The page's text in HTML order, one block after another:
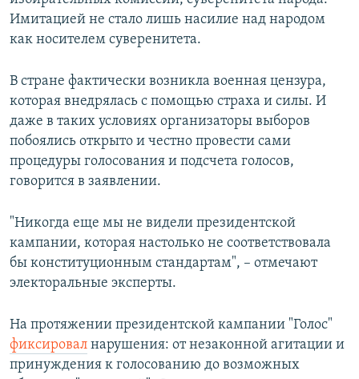
Имитацией не стало лишь насилие над народом
как носителем суверенитета.
В стране фактически возникла военная цензура,
которая внедрялась с помощью страха и силы. И
даже в таких условиях организаторы выборов
побоялись открыто и честно провести сами
процедуры голосования и подсчета голосов,
говорится в заявлении.
"Никогда еще мы не видели президентской
кампании, которая настолько не соответствовала
бы конституционным стандартам", – отмечают
электоральные эксперты.
На протяжении президентской кампании "Голос"
фиксировал нарушения: от незаконной агитации и
принуждения к голосованию до возможных